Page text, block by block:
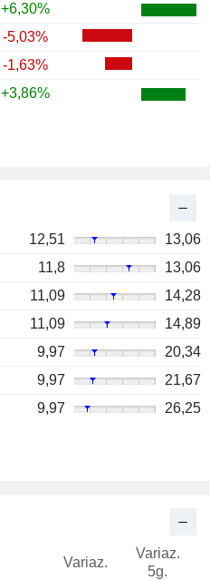
+6,30%
-5,03%
-1,63%
+3,86%
12,51
13,06
11,8
13,06
11,09
14,28
11,09
14,89
9,97
20,34
9,97
21,67
9,97 26,25
Variaz.
Variaz.
5g.